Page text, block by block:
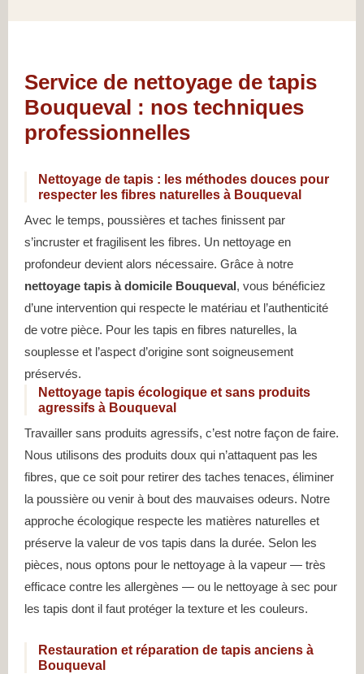
Service de nettoyage de tapis
Bouqueval : nos techniques
professionnelles
Nettoyage de tapis : les méthodes douces pour
respecter les fibres naturelles à Bouqueval
Avec le temps, poussières et taches finissent par
s’incruster et fragilisent les fibres. Un nettoyage en
profondeur devient alors nécessaire. Grâce à notre
nettoyage tapis à domicile Bouqueval, vous bénéficiez
d’une intervention qui respecte le matériau et l’authenticité
de votre pièce. Pour les tapis en fibres naturelles, la
souplesse et l’aspect d’origine sont soigneusement
préservés.
Nettoyage tapis écologique et sans produits
agressifs à Bouqueval
Travailler sans produits agressifs, c’est notre façon de faire.
Nous utilisons des produits doux qui n’attaquent pas les
fibres, que ce soit pour retirer des taches tenaces, éliminer
la poussière ou venir à bout des mauvaises odeurs. Notre
approche écologique respecte les matières naturelles et
préserve la valeur de vos tapis dans la durée. Selon les
pièces, nous optons pour le nettoyage à la vapeur — très
efficace contre les allergènes — ou le nettoyage à sec pour
les tapis dont il faut protéger la texture et les couleurs.
Restauration et réparation de tapis anciens à
Bouqueval